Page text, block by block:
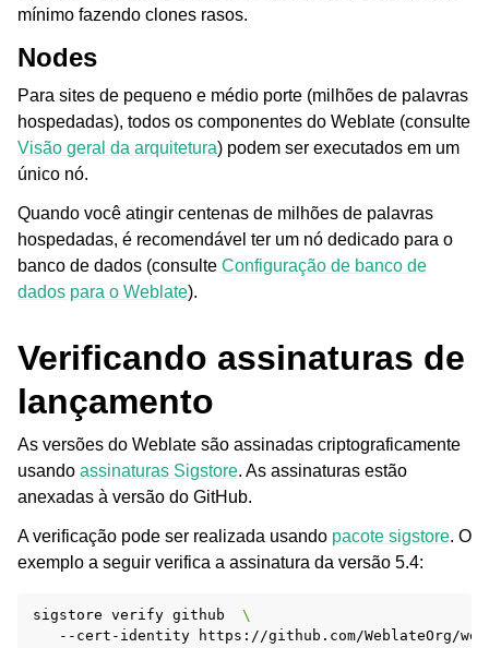
mínimo fazendo clones rasos.
Nodes
Para sites de pequeno e médio porte (milhões de palavras
hospedadas), todos os componentes do Weblate (consulte
Visão geral da arquitetura) podem ser executados em um
único nó.
Quando você atingir centenas de milhões de palavras
hospedadas, é recomendável ter um nó dedicado para o
banco de dados (consulte Configuração de banco de
dados para o Weblate).
Verificando assinaturas de
lançamento
As versões do Weblate são assinadas criptograficamente
usando assinaturas Sigstore. As assinaturas estão
anexadas à versão do GitHub.
A verificação pode ser realizada usando pacote sigstore. O
exemplo a seguir verifica a assinatura da versão 5.4:
sigstore verify github
\
--cert-identity
https://github.com/WeblateOrg/